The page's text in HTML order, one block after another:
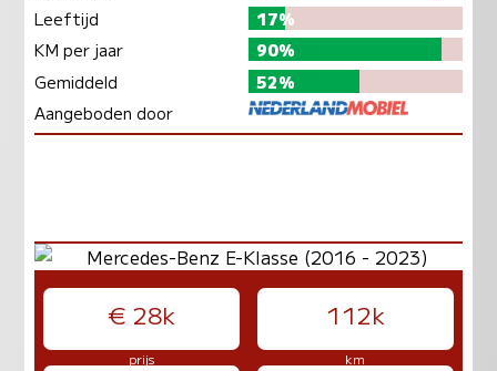
Leeftijd
17%
KM per jaar
90%
Gemiddeld
52%
Aangeboden door
€ 28k 112k
prijs km